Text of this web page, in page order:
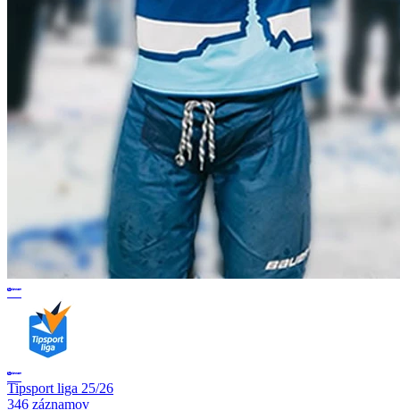
Tipsport liga 25/26
346 záznamov